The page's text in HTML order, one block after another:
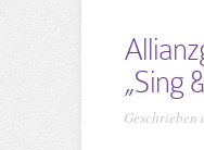
„Sing
Geschrieben